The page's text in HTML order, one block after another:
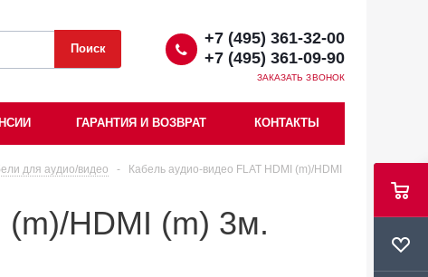
+7 (495) 361-32-00
+7 (495) 361-09-90
ЗАКАЗАТЬ ЗВОНОК
ГАРАНТИЯ И ВОЗВРАТ КОНТАКТЫ
для аудио/видео -
Кабель аудио-видео FLAT HDMI (m)/HDMI
(m)/HDMI (m) 3м.